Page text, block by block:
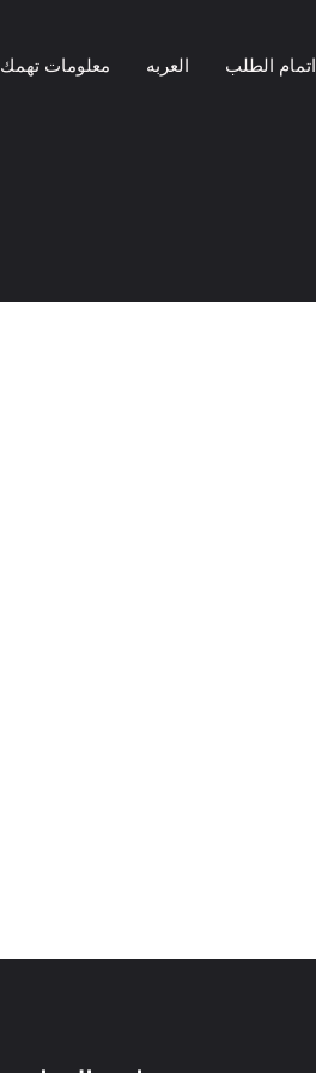
اتمام الطلب العربه معلومات تهمك